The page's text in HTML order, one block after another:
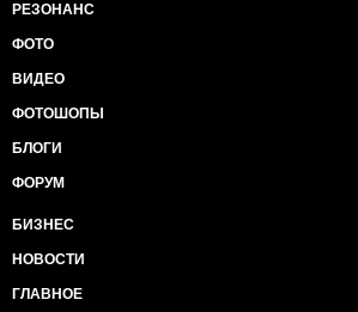
Сенс: Примусова вакцинація для
під загрозою арешту і тюремного
Проводити масові медикаментозні
програми під приводом поліпшення
сприяти створенню можливостей
протягом усього життя.
працівників, а не незалежних
Мета 5: Досягнення гендерної
розширення прав і можливостей
РЕЗОНАНС
ФОТО
ВИДЕО
ФОТОШОПЫ
БЛОГИ
ФОРУМ
БИЗНЕС
НОВОСТИ
ГЛАВНОЕ